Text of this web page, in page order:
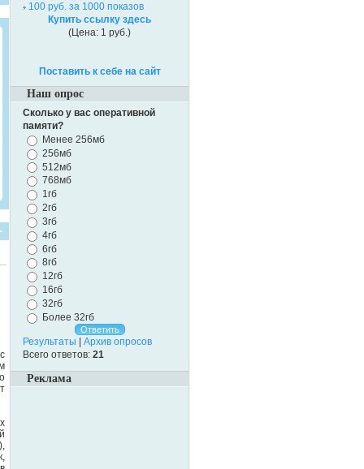
100 руб. за 1000 показов
Купить ссылку здесь
(Цена: 1 руб.)
Поставить к себе на сайт
Наш опрос
Сколько у вас оперативной
памяти?
Менее 256мб
256мб
512мб
768мб
1гб
2гб
3гб
4гб
6гб
8гб
12гб
16гб
32гб
Более 32гб
Результаты | Архив опросов
Всего ответов: 21
Реклама